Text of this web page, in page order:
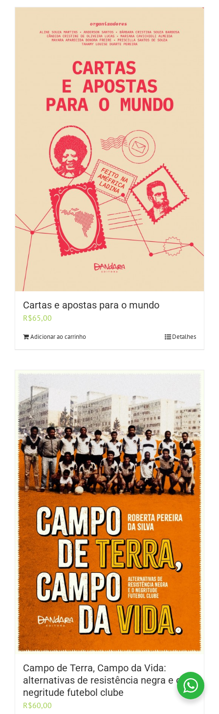
Cartas e apostas para o mundo
R$65,00
Adicionar ao carrinho Detalhes
Campo de Terra, Campo da Vida:
alternativas de resistência negra e o
negritude futebol clube
R$60,00